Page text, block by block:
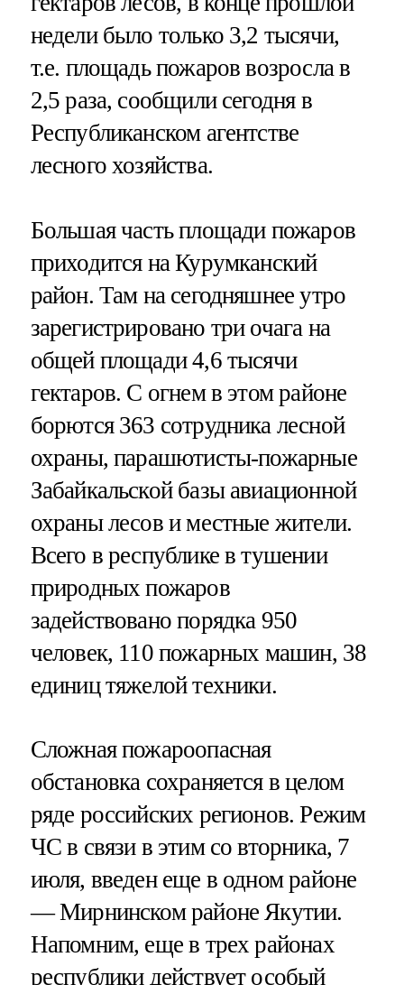
недели было только 3,2 тысячи,
т.е. площадь пожаров возросла в
2,5 раза, сообщили сегодня в
Республиканском агентстве
лесного хозяйства.
Большая часть площади пожаров
приходится на Курумканский
район. Там на сегодняшнее утро
зарегистрировано три очага на
общей площади 4,6 тысячи
гектаров. С огнем в этом районе
борются 363 сотрудника лесной
охраны, парашютисты-пожарные
Забайкальской базы авиационной
охраны лесов и местные жители.
Всего в республике в тушении
природных пожаров
задействовано порядка 950
человек, 110 пожарных машин, 38
единиц тяжелой техники.
Сложная пожароопасная
обстановка сохраняется в целом
ряде российских регионов. Режим
ЧС в связи в этим со вторника, 7
июля, введен еще в одном районе
— Мирнинском районе Якутии.
Напомним, еще в трех районах
республики действует особый